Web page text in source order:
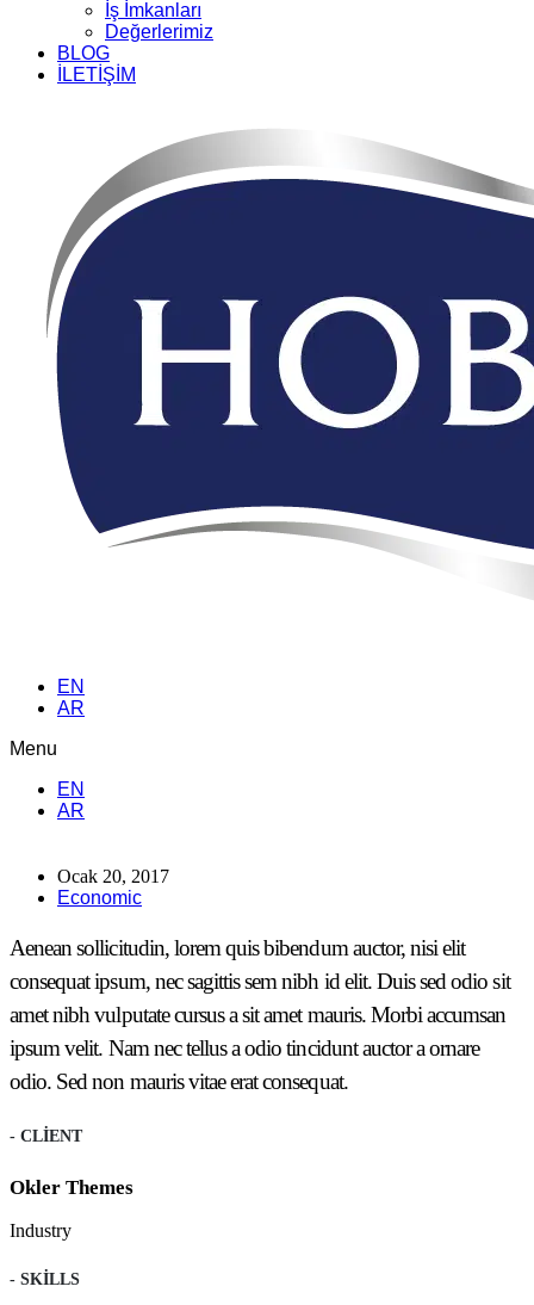
İş İmkanları
Değerlerimiz
BLOG
İLETİŞİM
EN
AR
Menu
EN
AR
Ocak 20, 2017
Economic
Aenean sollicitudin, lorem quis bibendum auctor, nisi elit
consequat ipsum, nec sagittis sem nibh id elit. Duis sed odio sit
amet nibh vulputate cursus a sit amet mauris. Morbi accumsan
ipsum velit. Nam nec tellus a odio tincidunt auctor a ornare
odio. Sed non mauris vitae erat consequat.
- CLIENT
Okler Themes
Industry
- SKILLS